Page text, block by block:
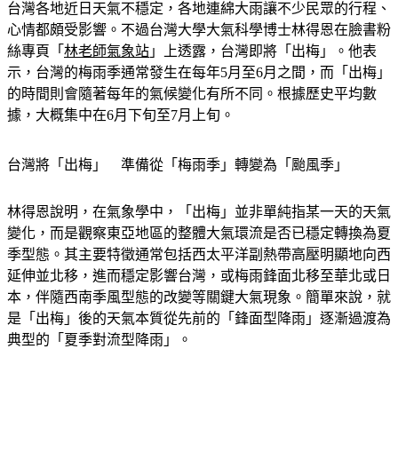
台灣各地近日天氣不穩定，各地連綿大雨讓不少民眾的行程、
心情都頗受影響。不過台灣大學大氣科學博士林得恩在臉書粉
絲專頁「 林老師氣象站 」上透露，台灣即將「出梅」。他表
示，台灣的梅雨季通常發生在每年5月至6月之間，而「出梅」
的時間則會隨著每年的氣候變化有所不同。根據歷史平均數
據，大概集中在6月下旬至7月上旬。
台灣將「出梅」　準備從「梅雨季」轉變為「颱風季」
林得恩說明，在氣象學中，「出梅」並非單純指某一天的天氣
變化，而是觀察東亞地區的整體大氣環流是否已穩定轉換為夏
季型態。其主要特徵通常包括西太平洋副熱帶高壓明顯地向西
延伸並北移，進而穩定影響台灣，或梅雨鋒面北移至華北或日
本，伴隨西南季風型態的改變等關鍵大氣現象。簡單來說，就
是「出梅」後的天氣本質從先前的「鋒面型降雨」逐漸過渡為
典型的「夏季對流型降雨」。